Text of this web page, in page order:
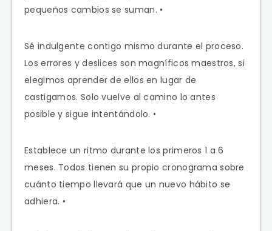
pequeños cambios se suman. •
Sé indulgente contigo mismo durante el proceso.
Los errores y deslices son magníficos maestros, si
elegimos aprender de ellos en lugar de
castigarnos. Solo vuelve al camino lo antes
posible y sigue intentándolo. •
Establece un ritmo durante los primeros 1 a 6
meses. Todos tienen su propio cronograma sobre
cuánto tiempo llevará que un nuevo hábito se
adhiera. •